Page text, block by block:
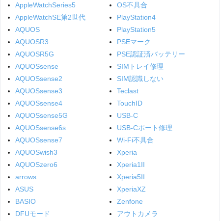
AppleWatchSeries5
AppleWatchSE第2世代
AQUOS
AQUOSR3
AQUOSR5G
AQUOSsense
AQUOSsense2
AQUOSsense3
AQUOSsense4
AQUOSsense5G
AQUOSsense6s
AQUOSsense7
AQUOSwish3
AQUOSzero6
arrows
ASUS
BASIO
DFUモード
OS不具合
PlayStation4
PlayStation5
PSEマーク
PSE認証済バッテリー
SIMトレイ修理
SIM認識しない
Teclast
TouchID
USB-C
USB-Cポート修理
Wi-Fi不具合
Xperia
Xperia1II
Xperia5II
XperiaXZ
Zenfone
アウトカメラ